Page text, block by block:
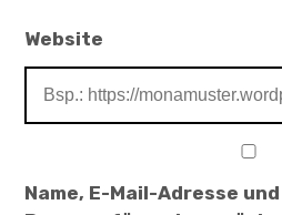
Website
Name, E-Mail-Adresse